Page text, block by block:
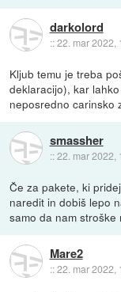
darkolord
::22. mar 2022,
Kljub temu je treba
deklaracijo), kar
neposredno carinsko
smassher
::22. mar 2022,
Če za pakete, ki
naredit in dobiš lepo
samo da nam stroške
Mare2
::22. mar 2022,